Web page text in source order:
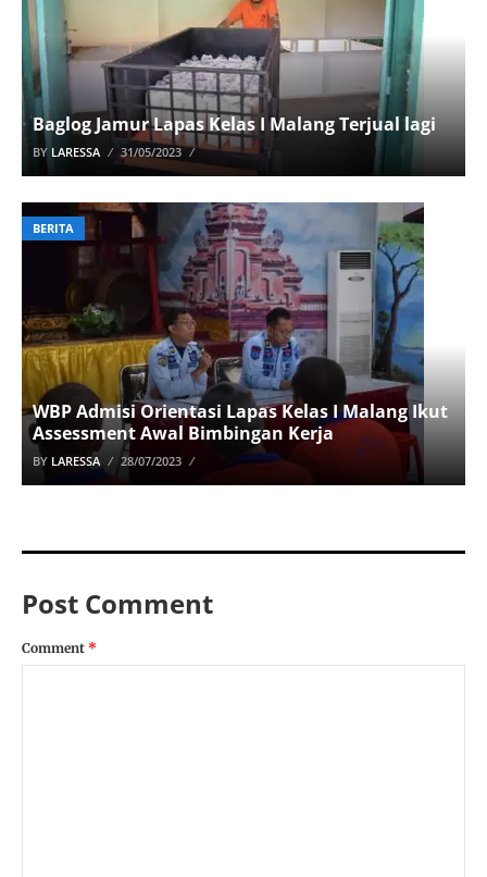
Baglog Jamur Lapas Kelas I Malang Terjual lagi
BY LARESSA 31/05/2023
BERITA
WBP Admisi Orientasi Lapas Kelas I Malang Ikut
Assessment Awal Bimbingan Kerja
BY LARESSA 28/07/2023
Post Comment
Comment *